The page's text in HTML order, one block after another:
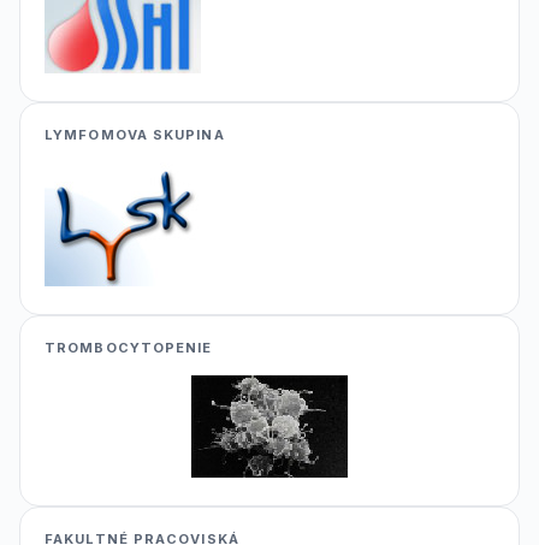
LYMFOMOVA SKUPINA
TROMBOCYTOPENIE
FAKULTNÉ PRACOVISKÁ